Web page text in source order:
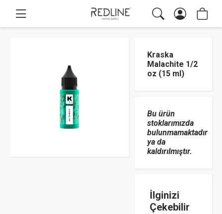
Kraska
Malachite 1/2
oz (15 ml)
Bu ürün
stoklarımızda
bulunmamaktadır
ya da
kaldırılmıştır.
İlginizi
Çekebilir